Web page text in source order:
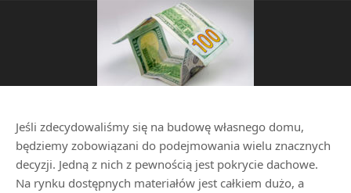
Jeśli zdecydowaliśmy się na budowę własnego domu,
będziemy zobowiązani do podejmowania wielu znacznych
decyzji. Jedną z nich z pewnością jest pokrycie dachowe.
Na rynku dostępnych materiałów jest całkiem dużo, a